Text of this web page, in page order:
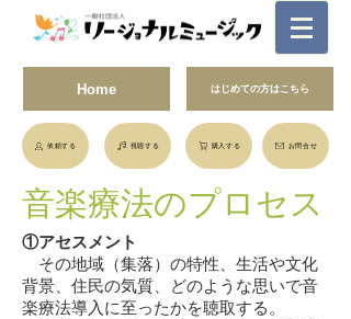
Home
依頼する 視聴する
はじめての方はこちら
購入する お問合せ
音楽療法のプロセス
①アセスメント
その地域（集落）の特性、生活や文化
背景、住民の気質、どのような思いで音
楽療法導入に至ったかを聴取する。